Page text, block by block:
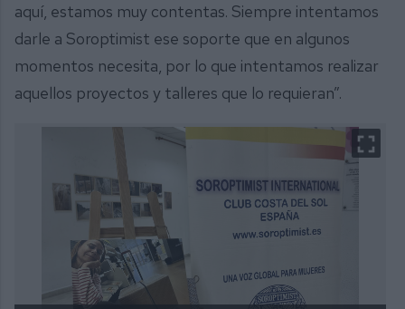
aquí, estamos muy contentas. Siempre intentamos
darle a Soroptimist ese soporte que en algunos
momentos necesita, por lo que intentamos realizar
aquellos proyectos y talleres que lo requieran”.